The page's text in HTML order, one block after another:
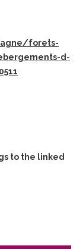
forets-
d-
to the linked